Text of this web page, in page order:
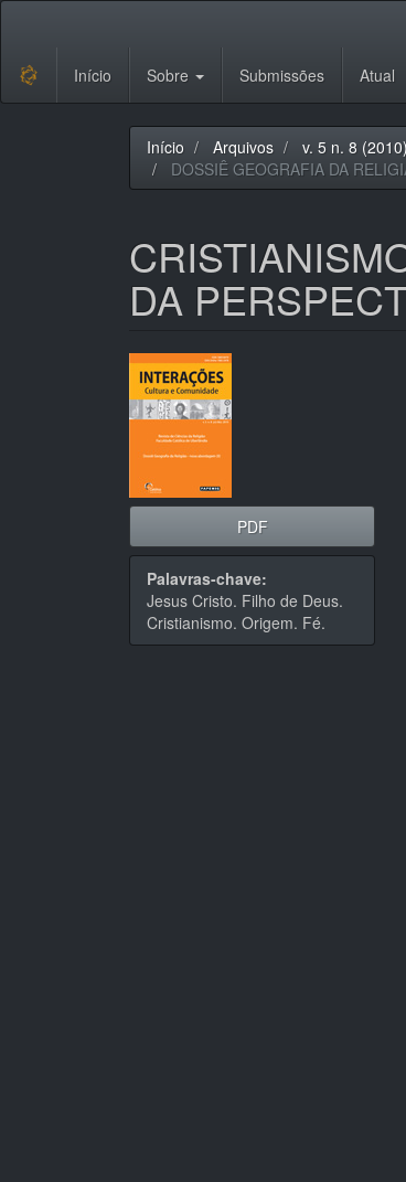
principal
Barra
Início Sobre Submissões Atual
Início Arquivos
v. 5 n. 8
DOSSIÊ GEOGRAFIA DA
DA
Barra
lateral
de
artigos
PDF
Palavras-chave:
Jesus Cristo. Filho de Deus.
Cristianismo. Origem. Fé.